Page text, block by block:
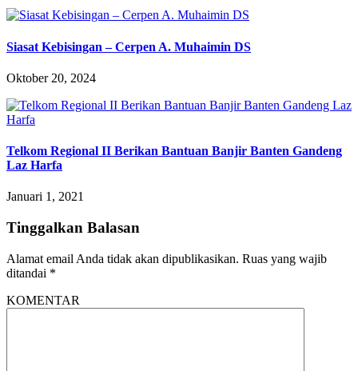
Siasat Kebisingan – Cerpen A. Muhaimin DS
Oktober 20, 2024
Telkom Regional II Berikan Bantuan Banjir Banten Gandeng
Laz Harfa
Januari 1, 2021
Tinggalkan Balasan
Alamat email Anda tidak akan dipublikasikan. Ruas yang wajib
ditandai *
KOMENTAR